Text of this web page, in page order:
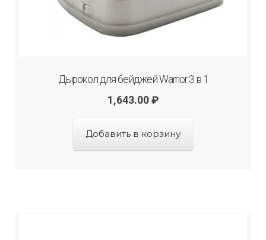
Дырокол для бейджей Warrior 3 в 1
1,643.00 ₽
Добавить в корзину